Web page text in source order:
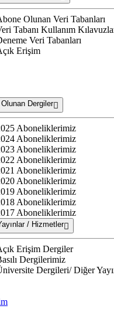
Olunan Veri Tabanları
Tabanı Kullanım
Veri Tabanları
Erişim
Dergiler
Aboneliklerimiz
Aboneliklerimiz
Aboneliklerimiz
Aboneliklerimiz
Aboneliklerimiz
Aboneliklerimiz
Aboneliklerimiz
Aboneliklerimiz
Aboneliklerimiz
/ Hizmetler
Erişim Dergiler
Dergilerimiz
Dergileri/ Diğer